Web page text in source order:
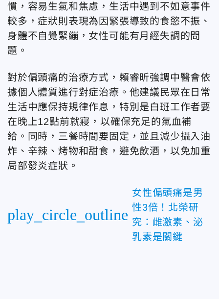
慣，容易生氣和焦慮，生活中遇到不如意事件
較多，症狀則表現為因緊張導致的食慾不振、
身體不自覺緊繃，女性可能有月經失調的問
題。
對於偏頭痛的治療方式，賴睿昕強調中醫會依
據個人體質進行對症治療。他建議民眾在日常
生活中應保持規律作息，特別是白班工作者要
在晚上12點前就寢，以確保充足的氣血補
給。同時，三餐時間要固定，並且減少攝入油
炸、辛辣、烤物和甜食，避免飲酒，以免加重
局部發炎症狀。
play_circle_outline
女性偏頭痛是男
性3倍！北榮研
究：雌激素、泌
乳素是關鍵